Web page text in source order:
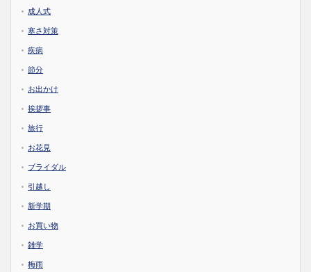
成人式
寒さ対策
疾病
節分
お出かけ
挨拶事
旅行
お花見
ブライダル
引越し
新学期
お買い物
雑学
梅雨